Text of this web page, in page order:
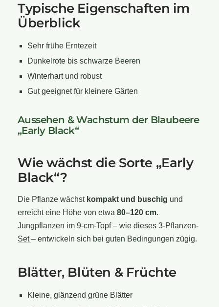
Typische Eigenschaften im
Überblick
Sehr frühe Erntezeit
Dunkelrote bis schwarze Beeren
Winterhart und robust
Gut geeignet für kleinere Gärten
Aussehen & Wachstum der Blaubeere
„Early Black“
Wie wächst die Sorte „Early
Black“?
Die Pflanze wächst kompakt und buschig und
erreicht eine Höhe von etwa 80–120 cm.
Jungpflanzen im 9-cm-Topf – wie dieses 3-Pflanzen-
Set– entwickeln sich bei guten Bedingungen zügig.
Blätter, Blüten & Früchte
Kleine, glänzend grüne Blätter